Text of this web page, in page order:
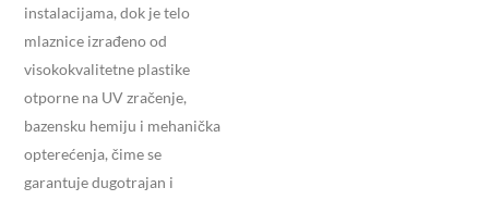
instalacijama, dok je telo
mlaznice izrađeno od
visokokvalitetne plastike
otporne na UV zračenje,
bazensku hemiju i mehanička
opterećenja, čime se
garantuje dugotrajan i